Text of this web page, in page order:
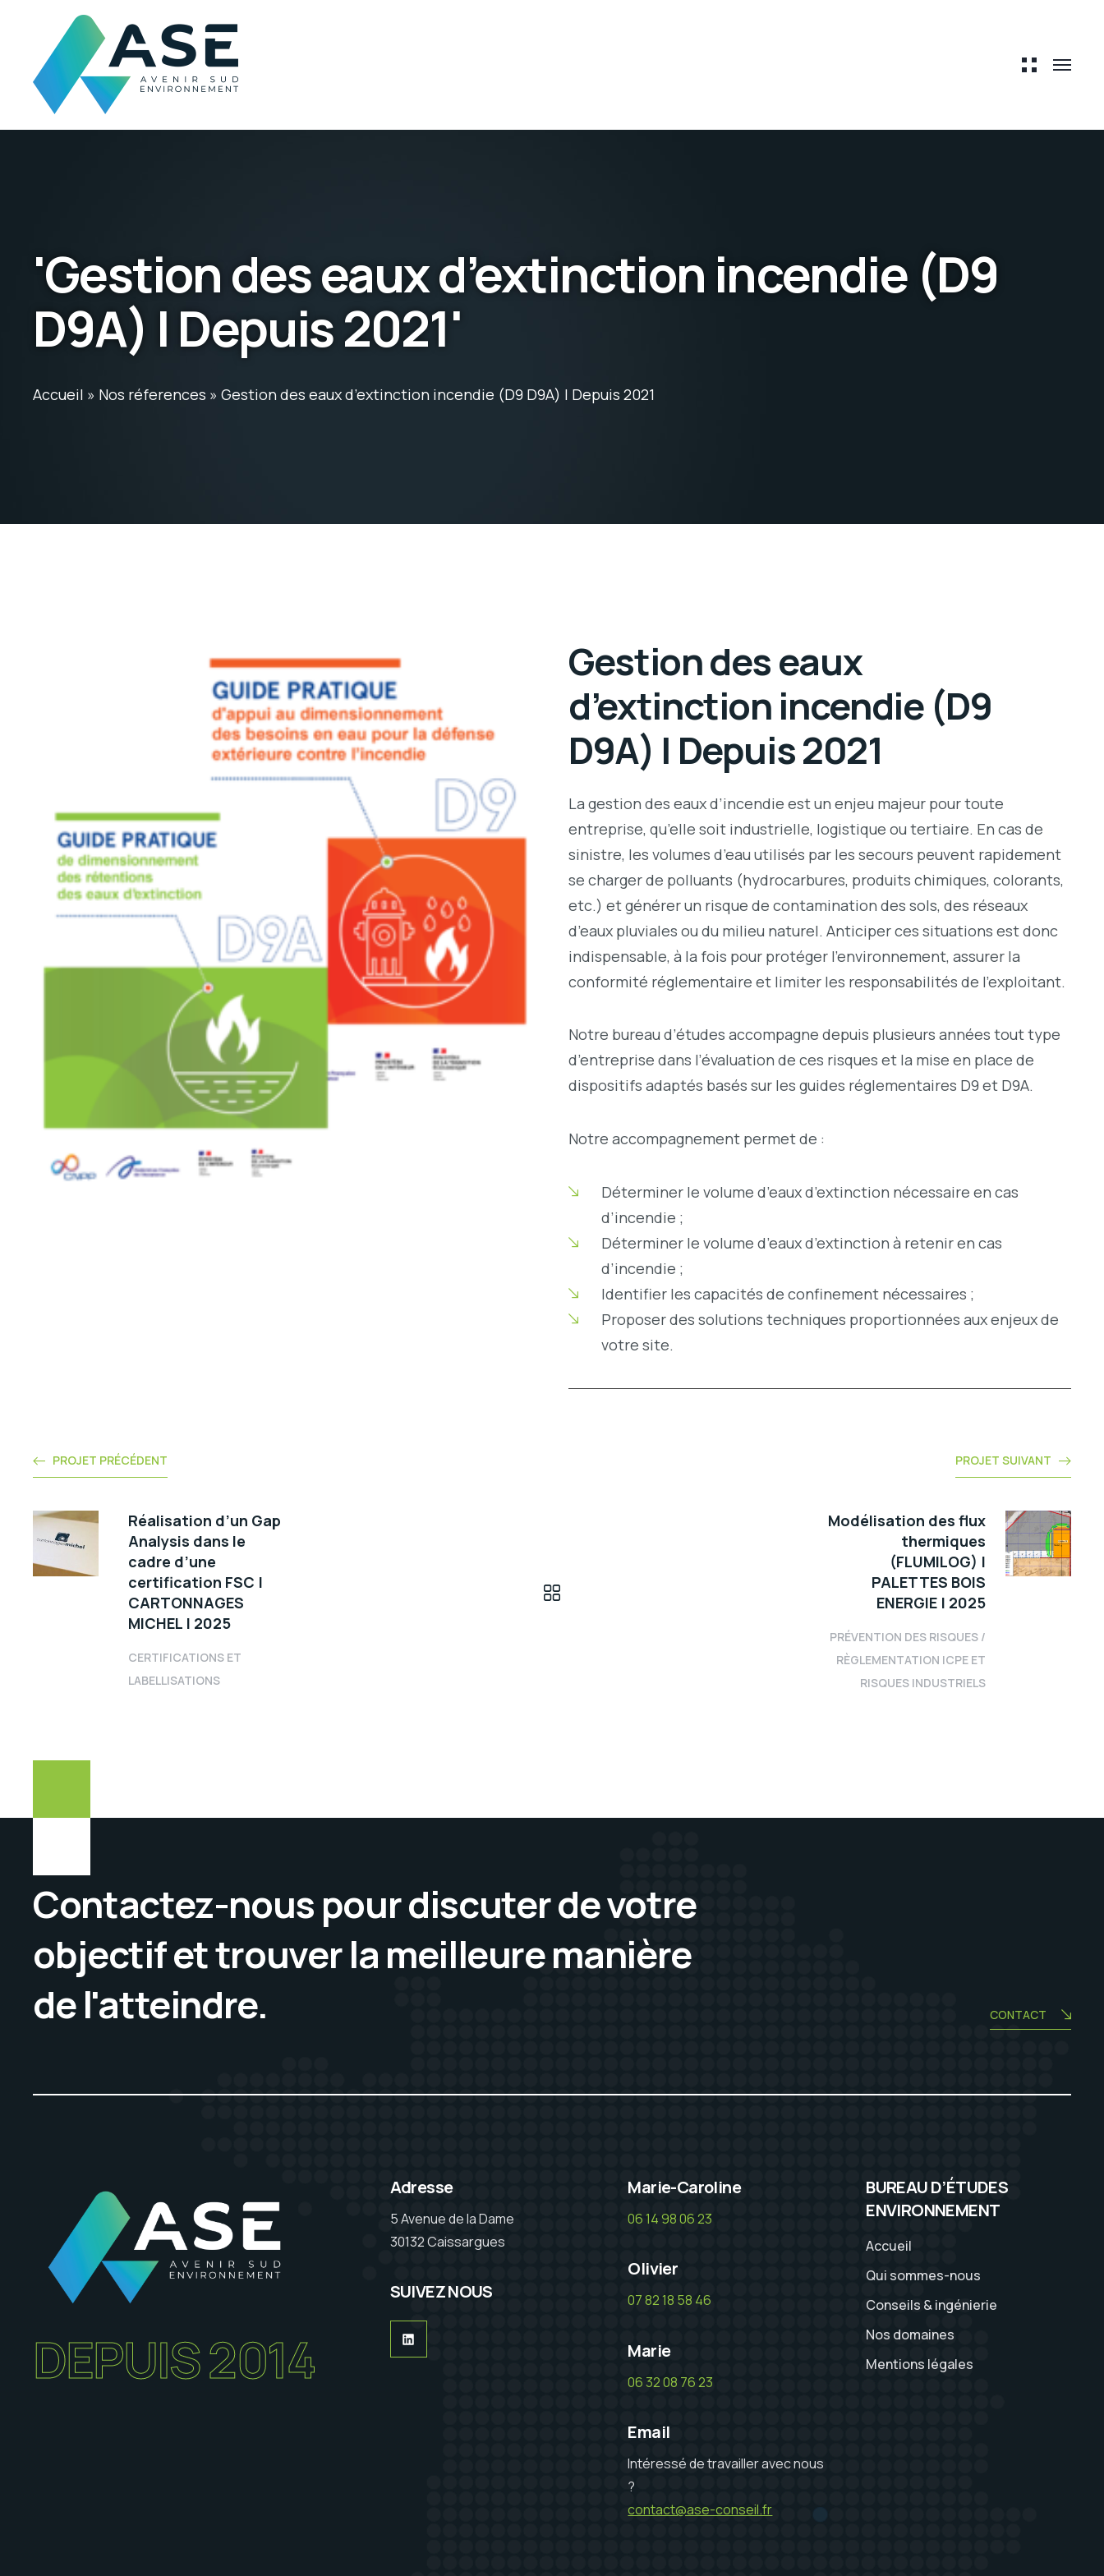
'Gestion des eaux d’extinction incendie (D9
D9A) | Depuis 2021'
Accueil » Nos réferences » Gestion des eaux d’extinction incendie (D9 D9A) | Depuis 2021
Gestion des eaux
d’extinction incendie (D9
D9A) | Depuis 2021
La gestion des eaux d’incendie est un enjeu majeur pour toute
entreprise, qu’elle soit industrielle, logistique ou tertiaire. En cas de
sinistre, les volumes d’eau utilisés par les secours peuvent rapidement
se charger de polluants (hydrocarbures, produits chimiques, colorants,
etc.) et générer un risque de contamination des sols, des réseaux
d’eaux pluviales ou du milieu naturel. Anticiper ces situations est donc
indispensable, à la fois pour protéger l’environnement, assurer la
conformité réglementaire et limiter les responsabilités de l’exploitant.
Notre bureau d’études accompagne depuis plusieurs années tout type
d’entreprise dans l’évaluation de ces risques et la mise en place de
dispositifs adaptés basés sur les guides réglementaires D9 et D9A.
Notre accompagnement permet de :
Déterminer le volume d’eaux d’extinction nécessaire en cas
d’incendie ;
Déterminer le volume d’eaux d’extinction à retenir en cas
d’incendie ;
Identifier les capacités de confinement nécessaires ;
Proposer des solutions techniques proportionnées aux enjeux de
votre site.
PROJET PRÉCÉDENT
Réalisation d’un Gap
Analysis dans le
cadre d’une
certification FSC |
CARTONNAGES
MICHEL | 2025
CERTIFICATIONS ET
LABELLISATIONS
PROJET SUIVANT
Modélisation des flux
thermiques
(FLUMILOG) |
PALETTES BOIS
ENERGIE | 2025
PRÉVENTION DES RISQUES /
RÈGLEMENTATION ICPE ET
RISQUES INDUSTRIELS
Contactez-nous pour discuter de votre
objectif et trouver la meilleure manière
de l'atteindre.
CONTACT
DEPUIS 2014
Adresse
5 Avenue de la Dame
30132 Caissargues
SUIVEZ NOUS
LinkedIn
Marie-Caroline
06 14 98 06 23
Olivier
07 82 18 58 46
Marie
06 32 08 76 23
Email
Intéressé de travailler avec nous
?
contact@ase-conseil.fr
BUREAU D’ÉTUDES
ENVIRONNEMENT
Accueil
Qui sommes-nous
Conseils & ingénierie
Nos domaines
Mentions légales